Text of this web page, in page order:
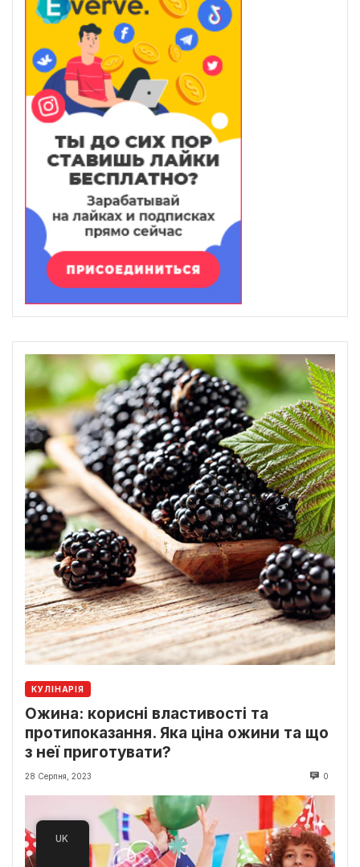
КУЛІНАРІЯ
Ожина: корисні властивості та
протипоказання. Яка ціна ожини та що
з неї приготувати?
28 Серпня, 2023 0
UK